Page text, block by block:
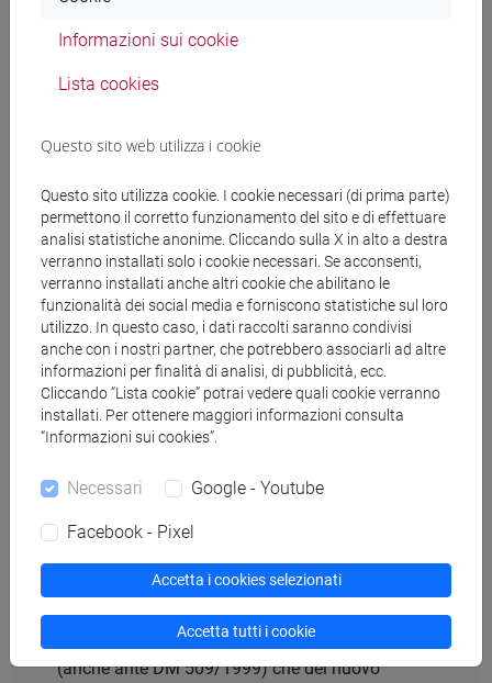
dell'attestazione ISEE 2024
dellarichiesta di agevolazioni
sopra descritti senza mora entro il
Perstudentesse/studenti formalmente
rinunciatarie/rinunciatari alla domanda di
laureanella sessione straordinaria: tutti i
passaggi sopra descritti senza mora entro il31
marzo 2025;
Requisiti
Per usufruire del suddetto regime contributivo dovrai
aver svolto correttamente ed entro le
non possedere, se sei iscritta/iscritto ad un
corso di laurea, un'altra laurea, sia del vecchio
(anche ante DM 509/1999) che del nuovo
Informazioni sui cookie
Lista cookies
Questo sito web utilizza i cookie
Questo sito utilizza cookie. I cookie necessari (di prima parte)
permettono il corretto funzionamento del sito e di effettuare
analisi statistiche anonime. Cliccando sulla X in alto a destra
verranno installati solo i cookie necessari. Se acconsenti,
verranno installati anche altri cookie che abilitano le
funzionalità dei social media e forniscono statistiche sul loro
utilizzo. In questo caso, i dati raccolti saranno condivisi
anche con i nostri partner, che potrebbero associarli ad altre
informazioni per finalità di analisi, di pubblicità, ecc.
Cliccando “Lista cookie” potrai vedere quali cookie verranno
installati. Per ottenere maggiori informazioni consulta
“Informazioni sui cookies”.
Necessari Google - Youtube
Facebook - Pixel
Accetta i cookies selezionati
Accetta tutti i cookie